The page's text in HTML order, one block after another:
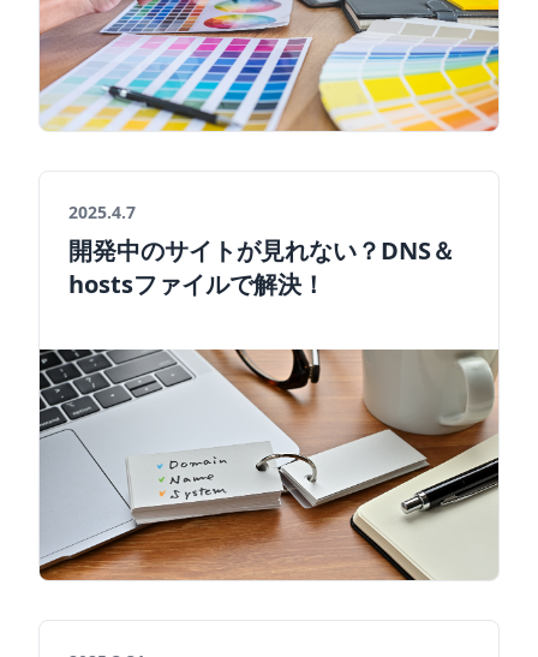
2025.4.7
開発中のサイトが見れない？DNS＆
hostsファイルで解決！